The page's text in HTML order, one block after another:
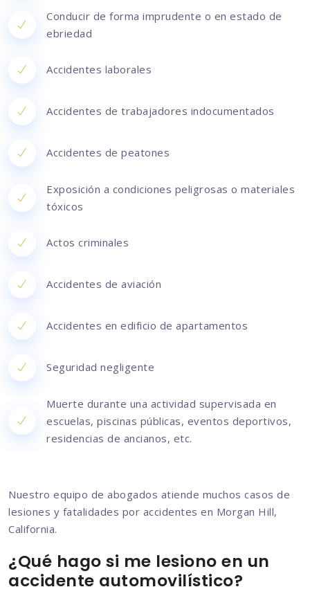
Conducir de forma imprudente o en estado de
ebriedad
Accidentes laborales
Accidentes de trabajadores indocumentados
Accidentes de peatones
Exposición a condiciones peligrosas o materiales
tóxicos
Actos criminales
Accidentes de aviación
Accidentes en edificio de apartamentos
Seguridad negligente
Muerte durante una actividad supervisada en
escuelas, piscinas públicas, eventos deportivos,
residencias de ancianos, etc.
Nuestro equipo de abogados atiende muchos casos de
lesiones y fatalidades por accidentes en Morgan Hill,
California.
¿Qué hago si me lesiono en un
accidente automovilístico?